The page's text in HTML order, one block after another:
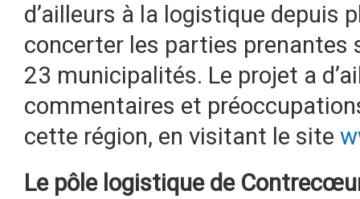
d’ailleurs à la logistique depuis
concerter les parties
23 municipalités. Le projet a
commentaires et
cette région, en visitant le site
Le pôle logistique de